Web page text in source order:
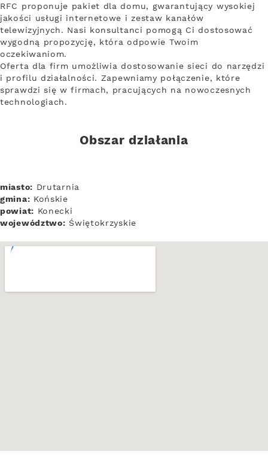
RFC proponuje pakiet dla domu, gwarantujący wysokiej
jakości usługi internetowe i zestaw kanałów
telewizyjnych. Nasi konsultanci pomogą Ci dostosować
wygodną propozycję, która odpowie Twoim
oczekiwaniom.
Oferta dla firm umożliwia dostosowanie sieci do narzędzi
i profilu działalności. Zapewniamy połączenie, które
sprawdzi się w firmach, pracujących na nowoczesnych
technologiach.
Obszar działania
miasto: Drutarnia
gmina: Końskie
powiat: Konecki
województwo: Świętokrzyskie